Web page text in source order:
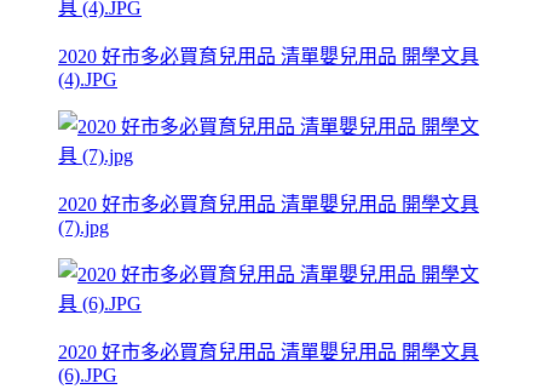
2020 好市多必買育兒用品 清單嬰兒用品 開學文具
(4).JPG
2020 好市多必買育兒用品 清單嬰兒用品 開學文具
(7).jpg
2020 好市多必買育兒用品 清單嬰兒用品 開學文具
(6).JPG